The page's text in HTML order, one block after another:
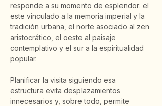
responde a su momento de esplendor: el
este vinculado a la memoria imperial y la
tradición urbana, el norte asociado al zen
aristocrático, el oeste al paisaje
contemplativo y el sur a la espiritualidad
popular.
Planificar la visita siguiendo esa
estructura evita desplazamientos
innecesarios y, sobre todo, permite